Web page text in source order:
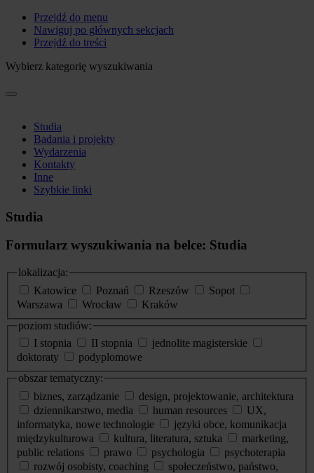
Przejdź do menu
Nawiguj po głównych sekcjach
Przejdź do treści
Wybierz kategorię wyszukiwania
Studia
Badania i projekty
Wydarzenia
Kontakty
Inne
Szybkie linki
Studia
Formularz wyszukiwania na belce: Studia
lokalizacja:
Katowice
Poznań Rzeszów
Sopot
Warszawa
Wrocław
Kraków
poziom studiów:
I stopnia
II stopnia
jednolite magisterskie
doktoraty
podyplomowe
obszar tematyczny:
biznes, zarządzanie
design, projektowanie, architektura
dziennikarstwo, media
human resources
UX,
informatyka, nowe technologie
języki obce, komunikacja
międzykulturowa
kultura, literatura, sztuka
marketing,
public relations
prawo psychologia
psychoterapia
rozwój osobisty, coaching
społeczeństwo, państwo,